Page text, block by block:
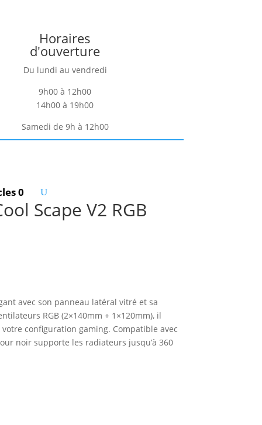
Horaires
d'ouverture
Du lundi au vendredi
9h00 à 12h00
14h00 à 19h00
Samedi de 9h à 12h00
0
Scape V2 RGB
avec son panneau latéral vitré et sa
RGB (2×140mm + 1×120mm), il
configuration gaming. Compatible avec
noir supporte les radiateurs jusqu’à 360